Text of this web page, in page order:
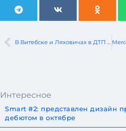
Интересное
Smart #2: представлен дизайн
дебютом в октябре